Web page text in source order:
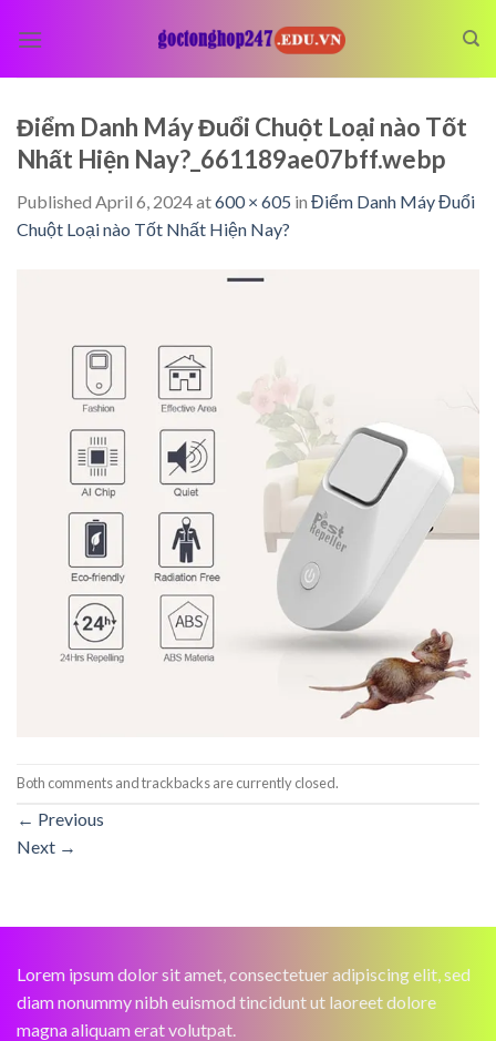
Điểm Danh Máy Đuổi Chuột Loại nào Tốt
Nhất Hiện Nay?_661189ae07bff.webp
Published April 6, 2024at600 × 605 in Điểm Danh Máy Đuổi
Chuột Loại nào Tốt Nhất Hiện Nay?
Both comments and trackbacks are currently closed.
← Previous
Next →
Lorem ipsum dolor sit amet, consectetuer adipiscing elit, sed
diam nonummy nibh euismod tincidunt ut laoreet dolore
magna aliquam erat volutpat.